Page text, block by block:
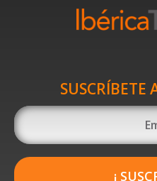
SUSCRÍBETE
¡